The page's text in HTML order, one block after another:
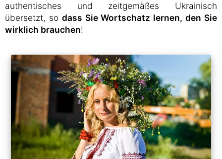
authentisches und zeitgemäßes Ukrainisch
übersetzt, so dass Sie Wortschatz lernen, den Sie
wirklich brauchen!